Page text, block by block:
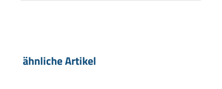
Produktgalerie überspringen
ähnliche Artikel